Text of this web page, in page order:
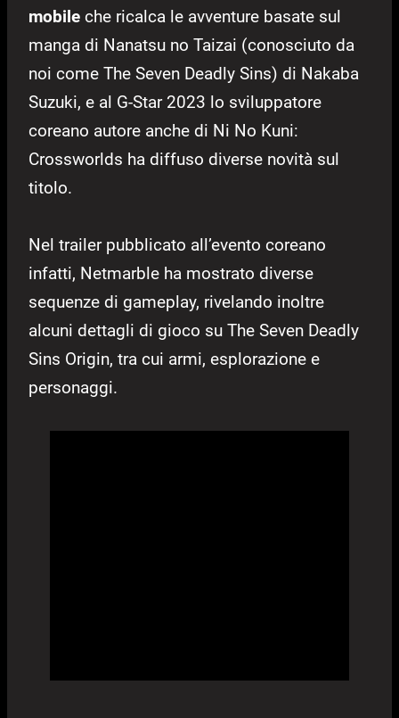
mobile che ricalca le avventure basate sul
manga di Nanatsu no Taizai (conosciuto da
noi come The Seven Deadly Sins) di Nakaba
Suzuki, e al G-Star 2023 lo sviluppatore
coreano autore anche di Ni No Kuni:
Crossworlds ha diffuso diverse novità sul
titolo.
Nel trailer pubblicato all’evento coreano
infatti, Netmarble ha mostrato diverse
sequenze di gameplay, rivelando inoltre
alcuni dettagli di gioco su The Seven Deadly
Sins Origin, tra cui armi, esplorazione e
personaggi.